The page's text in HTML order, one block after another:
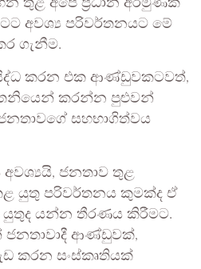
තුළ අපේ ප්‍රධාන අරමුණක්
අවශ්‍ය පරිවර්තනයට මේ
ගැනීම.
කරන එක ආණ්ඩුවකටවත්,
කරන්න පුළුවන්
සහභාගිත්වය
ජනතාව තුළ
යුතු පරිවර්තනය කුමක්ද ඒ
යන්න තීරණය කිරීමට.
ආණ්ඩුවක්,
කරන සංස්කෘතියක්